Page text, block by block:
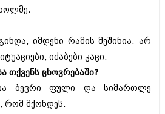
(449)
(421)
იმდენი რამის მეშინია. არ
იძაბები კაცი.
თქვენს ცხოვრებაში?
ბევრი ფული და სიმართლე
რომ მქონდეს.